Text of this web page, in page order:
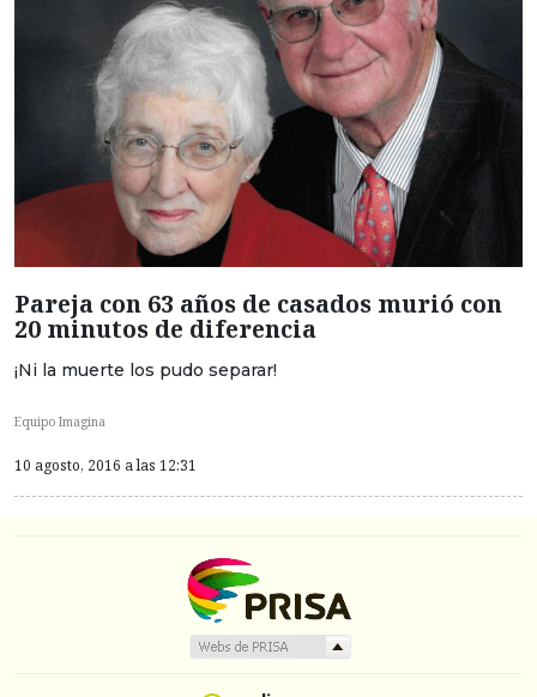
Pareja con 63 años de casados murió con
20 minutos de diferencia
¡Ni la muerte los pudo separar!
Equipo Imagina
10 agosto, 2016 a las 12:31